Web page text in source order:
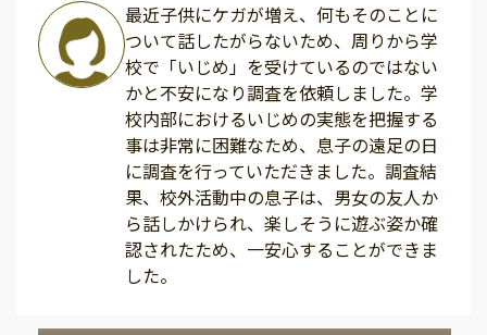
最近子供にケガが増え、何もそのことに
ついて話したがらないため、周りから学
校で「いじめ」を受けているのではない
かと不安になり調査を依頼しました。学
校内部におけるいじめの実態を把握する
事は非常に困難なため、息子の遠足の日
に調査を行っていただきました。調査結
果、校外活動中の息子は、男女の友人か
ら話しかけられ、楽しそうに遊ぶ姿か確
認されたため、一安心することができま
した。